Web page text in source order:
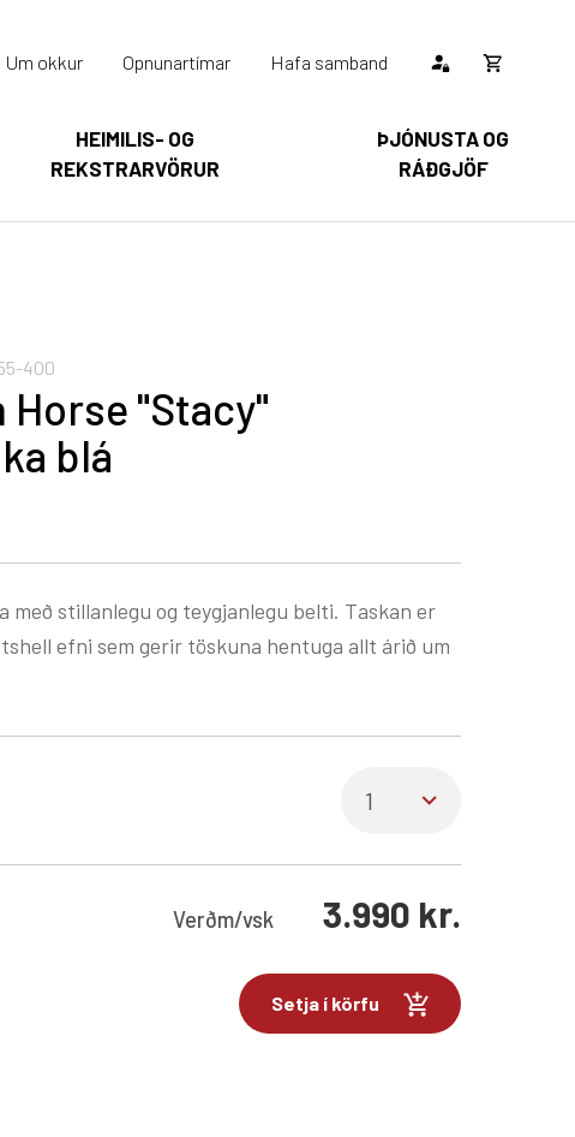
HEIMILIS- OG
REKSTRARVÖRUR
ÞJÓNUSTA OG
RÁÐGJÖF
Um okkur Opnunartímar Hafa samband
Opna
Karfan þín
körfu
400
Horse "Stacy"
blá
með stillanlegu og teygjanlegu belti. Taskan er
efni sem gerir töskuna hentuga allt árið um
Verðm/vsk 3.990 kr.
Setja í körfu